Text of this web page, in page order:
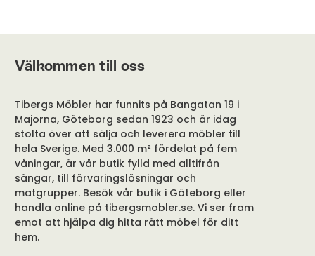
Välkommen till oss
Tibergs Möbler har funnits på Bangatan 19 i
Majorna, Göteborg sedan 1923 och är idag
stolta över att sälja och leverera möbler till
hela Sverige. Med 3.000 m² fördelat på fem
våningar, är vår butik fylld med alltifrån
sängar, till förvaringslösningar och
matgrupper. Besök vår butik i Göteborg eller
handla online på tibergsmobler.se. Vi ser fram
emot att hjälpa dig hitta rätt möbel för ditt
hem.